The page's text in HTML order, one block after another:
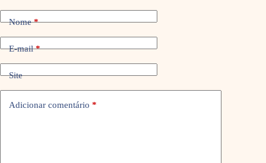
Nome*
E-mail*
Site
Adicionar comentário *